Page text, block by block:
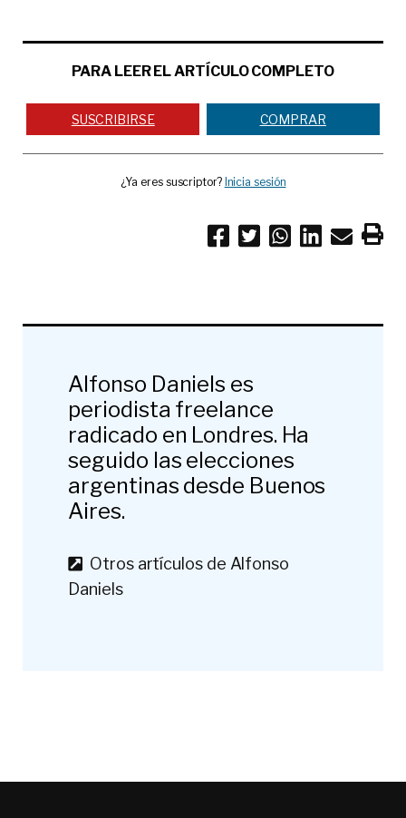
PARA LEER EL ARTÍCULO COMPLETO
SUSCRIBIRSE COMPRAR
¿Ya eres suscriptor? Inicia sesión
Alfonso Daniels es
periodista freelance
radicado en Londres. Ha
seguido las elecciones
argentinas desde Buenos
Aires.
Otros artículos de Alfonso
Daniels